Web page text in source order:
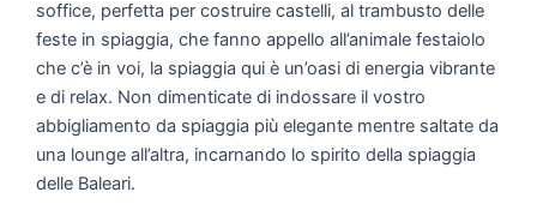
soffice, perfetta per costruire castelli, al trambusto delle
feste in spiaggia, che fanno appello all’animale festaiolo
che c’è in voi, la spiaggia qui è un’oasi di energia vibrante
e di relax. Non dimenticate di indossare il vostro
abbigliamento da spiaggia più elegante mentre saltate da
una lounge all’altra, incarnando lo spirito della spiaggia
delle Baleari.